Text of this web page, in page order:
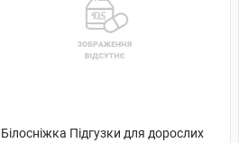
Білосніжка Підгузки для дорослих